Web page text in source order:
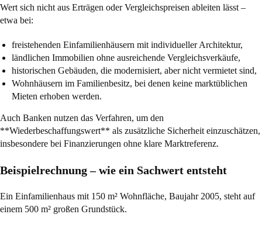
Wert sich nicht aus Erträgen oder Vergleichspreisen ableiten lässt –
etwa bei:
freistehenden Einfamilienhäusern mit individueller Architektur,
ländlichen Immobilien ohne ausreichende Vergleichsverkäufe,
historischen Gebäuden, die modernisiert, aber nicht vermietet sind,
Wohnhäusern im Familienbesitz, bei denen keine marktüblichen
Mieten erhoben werden.
Auch Banken nutzen das Verfahren, um den
**Wiederbeschaffungswert** als zusätzliche Sicherheit einzuschätzen,
insbesondere bei Finanzierungen ohne klare Marktreferenz.
Beispielrechnung – wie ein Sachwert entsteht
Ein Einfamilienhaus mit 150 m² Wohnfläche, Baujahr 2005, steht auf
einem 500 m² großen Grundstück.